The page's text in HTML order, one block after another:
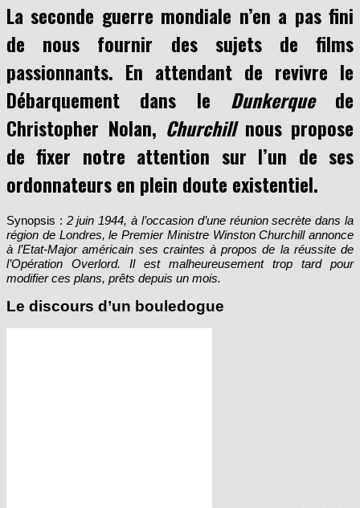
La seconde guerre mondiale n’en a pas fini
de nous fournir des sujets de films
passionnants. En attendant de revivre le
Débarquement dans le Dunkerquede
Christopher Nolan, Churchillnous propose
de fixer notre attention sur l’un de ses
ordonnateurs en plein doute existentiel.
Synopsis : 2 juin 1944, à l’occasion d’une réunion secrète dans la
région de Londres, le Premier Ministre Winston Churchill annonce
à l’Etat-Major américain ses craintes à propos de la réussite de
l’Opération Overlord. Il est malheureusement trop tard pour
modifier ces plans, prêts depuis un mois.
Le discours d’un bouledogue